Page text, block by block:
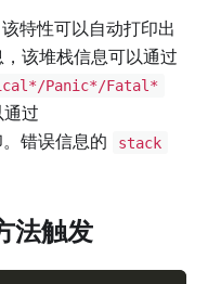
特性可以自动打印出
该堆栈信息可以通过
Panic*/Fatal*
过
错误信息的 stack
法触发